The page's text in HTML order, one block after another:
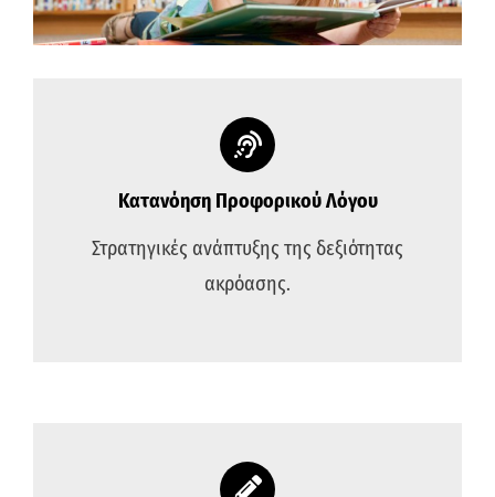
Κατανόηση Προφορικού Λόγου
Στρατηγικές ανάπτυξης της δεξιότητας
ακρόασης.